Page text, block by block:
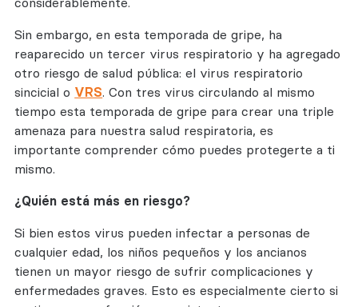
Sin embargo, en esta temporada de gripe, ha
reaparecido un tercer virus respiratorio y ha agregado
otro riesgo de salud pública: el virus respiratorio
sincicial o VRS. Con tres virus circulando al mismo
tiempo esta temporada de gripe para crear una triple
amenaza para nuestra salud respiratoria, es
importante comprender cómo puedes protegerte a ti
mismo.
¿Quién está más en riesgo?
Si bien estos virus pueden infectar a personas de
cualquier edad, los niños pequeños y los ancianos
tienen un mayor riesgo de sufrir complicaciones y
enfermedades graves. Esto es especialmente cierto si